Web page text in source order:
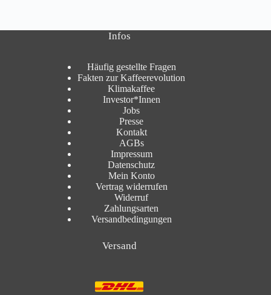
Infos
Häufig gestellte Fragen
Fakten zur Kaffeerevolution
Klimakaffee
Investor*Innen
Jobs
Presse
Kontakt
AGBs
Impressum
Datenschutz
Mein Konto
Vertrag widerrufen
Widerruf
Zahlungsarten
Versandbedingungen
Versand